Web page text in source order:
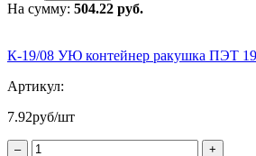
На сумму: 504.22 руб.
К-19/08 УЮ контейнер ракушка ПЭТ
Артикул:
7.92руб/шт
–
+